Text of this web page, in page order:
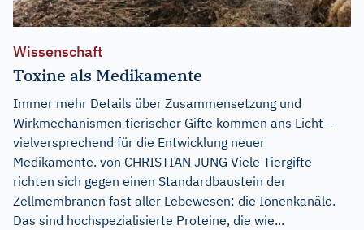
Wissenschaft
Toxine als Medikamente
Immer mehr Details über Zusammensetzung und
Wirkmechanismen tierischer Gifte kommen ans Licht –
vielversprechend für die Entwicklung neuer
Medikamente. von CHRISTIAN JUNG Viele Tiergifte
richten sich gegen einen Standardbaustein der
Zellmembranen fast aller Lebewesen: die Ionenkanäle.
Das sind hochspezialisierte Proteine, die wie...